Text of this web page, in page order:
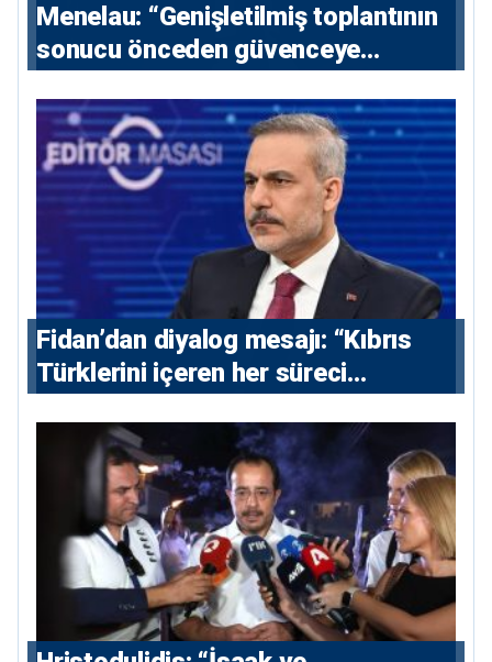
Menelau: “Genişletilmiş toplantının
sonucu önceden güvenceye
Fidan’dan diyalog mesajı: “Kıbrıs
Türklerini içeren her süreci